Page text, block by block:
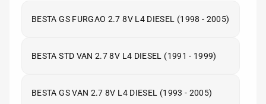
BESTA GS FURGAO 2.7 8V L4 DIESEL (1998 - 2005)
BESTA STD VAN 2.7 8V L4 DIESEL (1991 - 1999)
BESTA GS VAN 2.7 8V L4 DIESEL (1993 - 2005)